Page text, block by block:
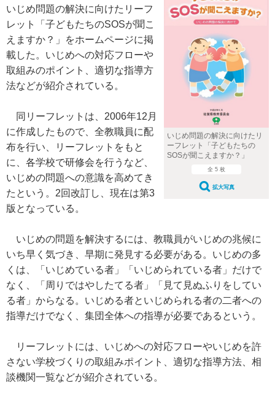
いじめ問題の解決に向けたリ
ーフレット「子どもたちの
SOSが聞こえますか？」
全 5 枚
拡大写真
いじめ問題の解決に向けたリーフ
レット「子どもたちのSOSが聞こ
えますか？」をホームページに掲
載した。いじめへの対応フローや
取組みのポイント、適切な指導方
法などが紹介されている。
同リーフレットは、2006年12月
に作成したもので、全教職員に配
布を行い、リーフレットをもと
に、各学校で研修会を行うなど、
いじめの問題への意識を高めてき
たという。2回改訂し、現在は第3
版となっている。
いじめの問題を解決するには、教職員がいじめの兆候に
いち早く気づき、早期に発見する必要がある。いじめの多
くは、「いじめている者」「いじめられている者」だけで
なく、「周りではやしたてる者」「見て見ぬふりをしてい
る者」からなる。いじめる者といじめられる者の二者への
指導だけでなく、集団全体への指導が必要であるという。
リーフレットには、いじめへの対応フローやいじめを許
さない学校づくりの取組みポイント、適切な指導方法、相
談機関一覧などが紹介されている。